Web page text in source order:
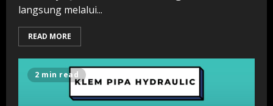
langsung melalui...
READ MORE
2 min read